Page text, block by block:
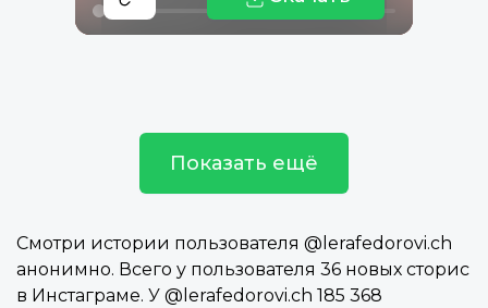
Показать ещё
Смотри истории пользователя @lerafedorovi.ch
анонимно. Всего у пользователя 36 новых сторис
в Инстаграме. У @lerafedorovi.ch 185 368